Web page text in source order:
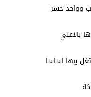
وواحد خسر
بالاعلي
بيها اساسا